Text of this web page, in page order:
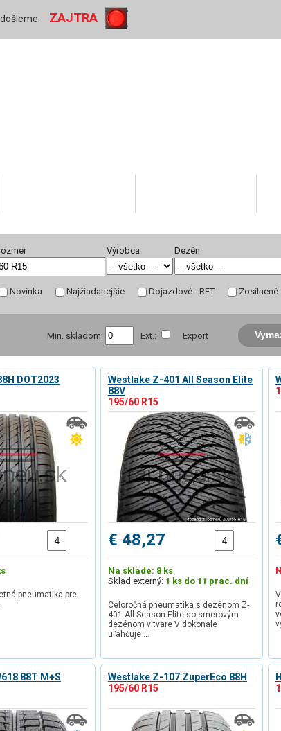
ZAJTRA
Výrobca Dezén
Novinka Najžiadanejšie Dojazdové - RFT Zosilnené
Export
Ext.:
Min. skladom:
DOT2023
pneumatika pre
Westlake Z-401 All Season Elite
88V
195/60 R15
€ 48,27
Na sklade: 8 ks
Sklad externý: 1 ks do 11 prac. dní
Celoročná pneumatika s dezénom Z-
401 All Season Elite so smerovým
dezénom v tvare V dokonale
uľahčuje …
88T M+S
Westlake Z-107 ZuperEco 88H
195/60 R15